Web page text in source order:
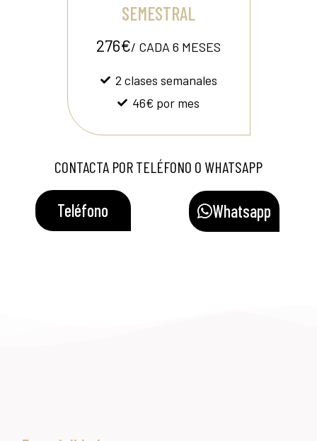
SEMESTRAL
276€/ CADA 6 MESES
2 clases semanales
46€ por mes
CONTACTA POR TELÉFONO O WHATSAPP
Teléfono Whatsapp